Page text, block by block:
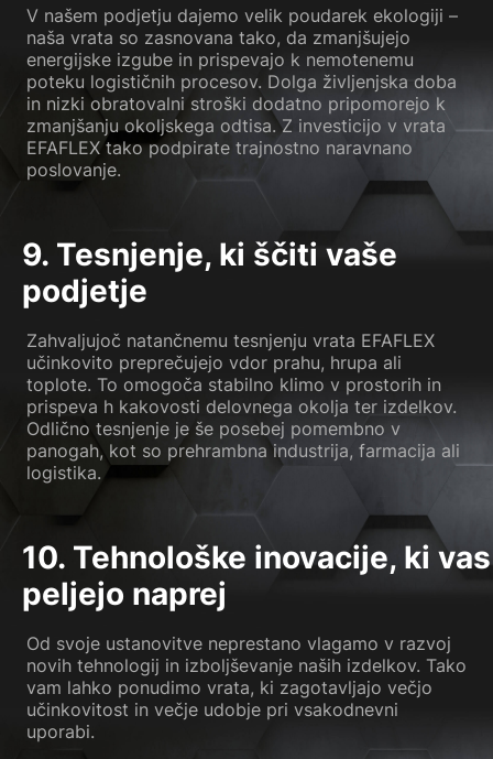
V našem podjetju dajemo velik poudarek ekologiji –
naša vrata so zasnovana tako, da zmanjšujejo
energijske izgube in prispevajo k nemotenemu
poteku logističnih procesov. Dolga življenjska doba
in nizki obratovalni stroški dodatno pripomorejo k
zmanjšanju okoljskega odtisa. Z investicijo v vrata
EFAFLEX tako podpirate trajnostno naravnano
poslovanje.
9. Tesnjenje, ki ščiti vaše
podjetje
Zahvaljujoč natančnemu tesnjenju vrata EFAFLEX
učinkovito preprečujejo vdor prahu, hrupa ali
toplote. To omogoča stabilno klimo v prostorih in
prispeva h kakovosti delovnega okolja ter izdelkov.
Odlično tesnjenje je še posebej pomembno v
panogah, kot so prehrambna industrija, farmacija ali
logistika.
10. Tehnološke inovacije, ki vas
peljejo naprej
Od svoje ustanovitve neprestano vlagamo v razvoj
novih tehnologij in izboljševanje naših izdelkov. Tako
vam lahko ponudimo vrata, ki zagotavljajo večjo
učinkovitost in večje udobje pri vsakodnevni
uporabi.